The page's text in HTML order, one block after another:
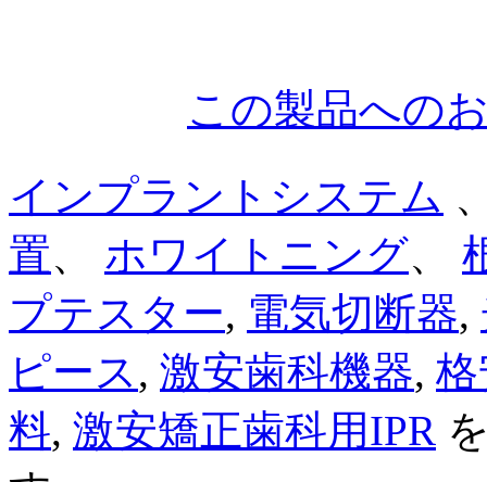
この製品への
インプラントシステム
置、 ホワイトニング、
プテスター, 電気切断器,
ピース, 激安歯科機器,
料, 激安矯正歯科用IPR